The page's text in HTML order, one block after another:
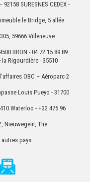
SURESNES CEDEX -
le Bridge, 5 allée
59666 Villeneuve
BRON - 04 72 15 89 89
Rigourdière - 35510
OBC – Aéroparc 2
Louis Pueyo - 31700
Waterloo - +32 475 96
Nieuwegein, The
autres pays